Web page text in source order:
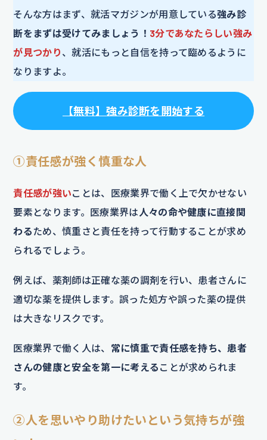
そんな方はまず、就活マガジンが用意している強み診
断をまずは受けてみましょう！ 3分であなたらしい強み
が見つかり 、就活にもっと自信を持って臨めるように
なりますよ。
【無料】強み診断を開始する
①責任感が強く慎重な人
責任感が強いことは、医療業界で働く上で欠かせない
要素となります。医療業界は 人々の命や健康に直接関
わるため、慎重さと責任を持って行動することが求め
られるでしょう。
例えば、薬剤師は正確な薬の調剤を行い、患者さんに
適切な薬を提供します。誤った処方や誤った薬の提供
は大きなリスクです。
医療業界で働く人は、 常に慎重で責任感を持ち、患者
さんの健康と安全を第一に考える ことが求められま
す。
②人を思いやり助けたいという気持ちが強